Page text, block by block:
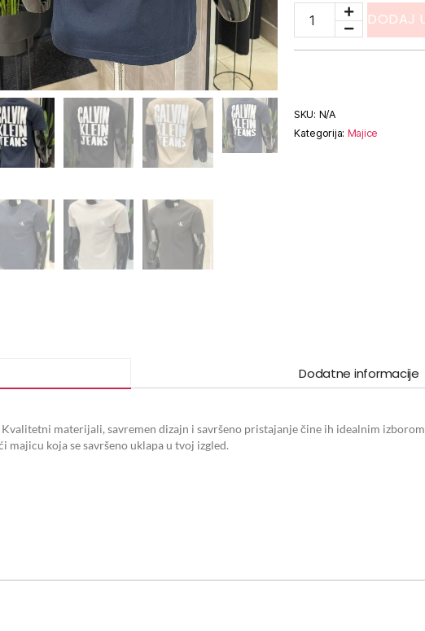
DODAJ
SKU: N/A
Kategorija: Majice
Dodatne informacije
materijali, savremen dizajn i savršeno pristajanje čine ih idealnim izborom
koja se savršeno uklapa u tvoj izgled.